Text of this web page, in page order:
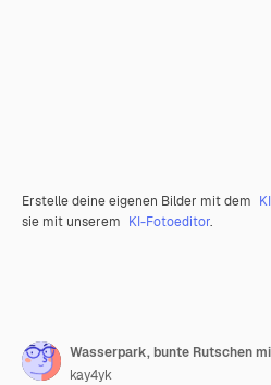
Erstelle deine eigenen Bilder mit dem
sie mit unserem KI-Fotoeditor.
kay4yk